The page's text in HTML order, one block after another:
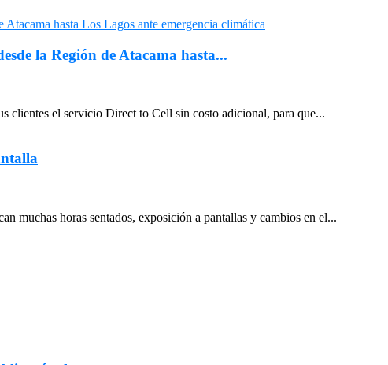
la Región de Atacama hasta...
clientes el servicio Direct to Cell sin costo adicional, para que...
muchas horas sentados, exposición a pantallas y cambios en el...